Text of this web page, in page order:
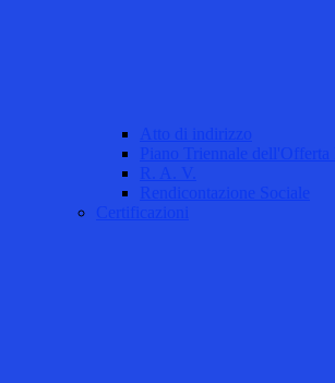
Atto di indirizzo
Piano Triennale dell'Offerta
R. A. V.
Rendicontazione Sociale
Certificazioni